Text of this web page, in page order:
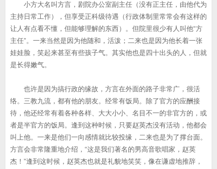
小方大名叫方言，剧院办公室副主任（没有正主任，由他代为
主持日常工作），但享受正科级待遇（行政体制里常常会有这样的
让人有点看不懂，但能够理解的东西）。但院里很少有人叫他“方
主任”。一来当然是因为他随和，活泼；二来也是因为他长着一张
娃娃脸，笑起来甚至有些孩子气。其实他也是四十出头的人，但就
是长得嫩气。
也许是因为搞行政的缘故，方言在外面的路子非常广，很活
络。三教九流，都有他的朋友。经常有饭局。除了官方的应酬接
待，他还经常有着各种各样、大大小小、名目不一的非官方的，或
者是半官方的饭局。逢到这种时候，只要赵英杰没有活动，他都会
叫上他。一来是他们一向感情就比较投缘，二来也是为了撑台面。
方言会非常隆重地介绍，“这是我们著名的男高音歌唱家，赵英
杰！”逢到这时候，赵英杰也就是礼貌地笑笑，像在谦虚地推辞，